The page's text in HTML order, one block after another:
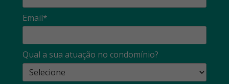
Email*
Qual a sua atuação no condomínio?